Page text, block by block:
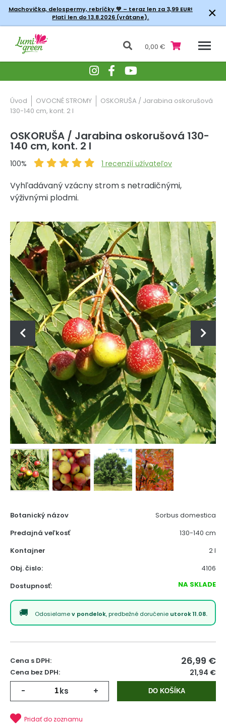
Machovička, delospermy, rebríčky💚 – teraz len za 3,99 EUR!
Platí len do 13.8.2026 (vrátane).
×
0,00 €
Úvod OVOCNÉ STROMY
OSKORUŠA / Jarabina oskorušová
130-140 cm, kont. 2 l
OSKORUŠA / Jarabina oskorušová 130-
140 cm, kont. 2 l
100% 1 recenzií užívateľov
Vyhľadávaný vzácny strom s netradičnými,
výživnými plodmi.
Botanický názov
Sorbus domestica
Predajná veľkosť
130-140 cm
Kontajner
2 l
Obj. čislo:
4106
Dostupnosť:
NA SKLADE
Odosielamev pondelok, predbežné doručenie utorok 11.08.
Cena s DPH: 26,99 €
Cena bez DPH: 21,94 €
- ks + DO KOŠÍKA
Pridať do zoznamu